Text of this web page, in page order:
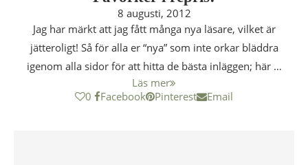
8 augusti, 2012
Jag har märkt att jag fått många nya läsare, vilket är
jätteroligt! Så för alla er “nya” som inte orkar bläddra
igenom alla sidor för att hitta de bästa inläggen; här …
Läs mer
0
Facebook Pinterest Email